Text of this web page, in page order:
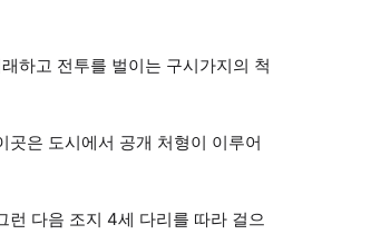
하고 전투를 벌이는 구시가지의 척
은 도시에서 공개 처형이 이루어
런 다음 조지 4세 다리를 따라 걸으